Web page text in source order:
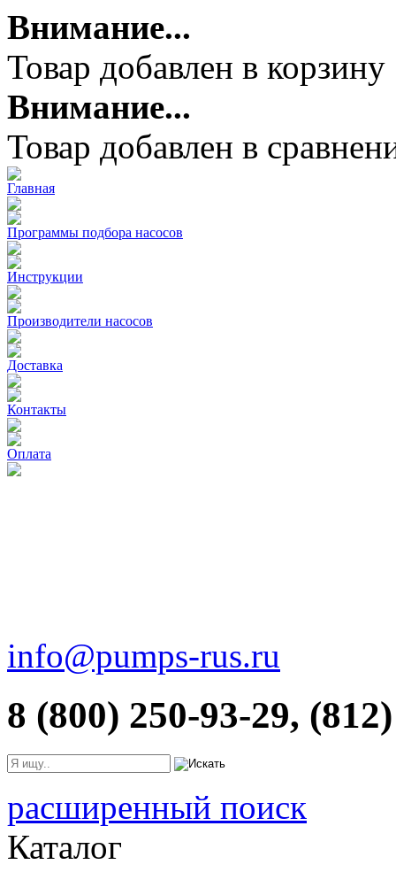
Внимание...
Товар добавлен в корзину
Внимание...
Товар добавлен в
Главная
Программы подбора насосов
Инструкции
Производители насосов
Доставка
Контакты
Оплата
info@pumps-rus.ru
8 (800) 250-93-29,
расширенный поиск
Каталог